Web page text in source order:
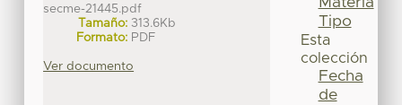
secme-21445.pdf
Tamaño: 313.6Kb
Formato: PDF
Ver documento
Tipo
Esta
colección
Fecha
de